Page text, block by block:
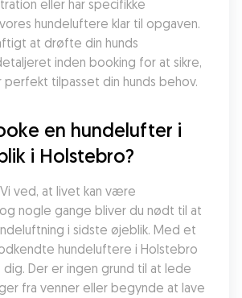
eller har specifikke
hundeluftere klar til opgaven.
at drøfte din hunds
inden booking for at sikre,
perfekt tilpasset din hunds behov.
en hundelufter i
i Holstebro?
ved, at livet kan være
nogle gange bliver du nødt til at
i sidste øjeblik. Med et
hundeluftere i Holstebro
Der er ingen grund til at lede
fra venner eller begynde at lave